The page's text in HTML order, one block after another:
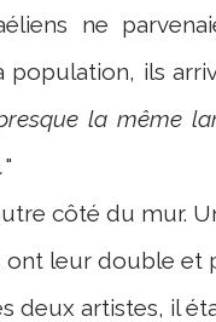
ne
population, ils
la même
"
côté du mur.
ont leur double
deux artistes, il